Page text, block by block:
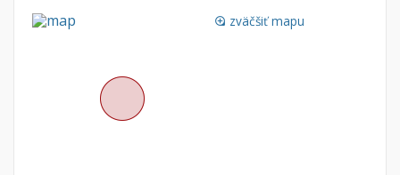
Stavebné pozemky
Bývanie a rekreácia
loupe zväčšiť mapu